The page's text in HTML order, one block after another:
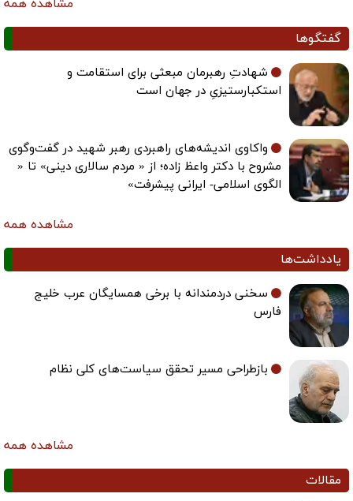
مشاهده همه
گفتگوها
شهادتِ رهبرمان مبعثی برای استقامت و
استکبارستیزیِ در جهان است
واکاوی اندیشه‌های راهبردی رهبر شهید در گفت‌وگوی
مشروح با دکتر واعظ زاده؛ از « مردم سالاری دینی» تا «
الگوی اسلامی- ایرانی پیشرفت»
مشاهده همه
یادداشت‌ها
سخنی دردمندانه با برخی همسایگان عرب خلیج
فارس
بازطراحی مسیر تحقق سیاست‌های کلی نظام
مشاهده همه
مقالات